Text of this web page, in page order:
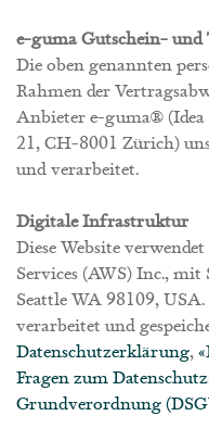
e-guma Gutschein- und
Die oben genannten
Rahmen der
Anbieter e-guma® (Idea
21, CH-8001 Zürich)
und verarbeitet.
Digitale Infrastruktur
Diese Website
Services (AWS) Inc.,
Seattle WA 98109,
verarbeitet und
Datenschutzerklärung,
Fragen zum
Grundverordnung